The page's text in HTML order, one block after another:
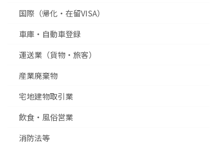
国際（帰化・在留VISA）
車庫・自動車登録
運送業（貨物・旅客）
産業廃棄物
宅地建物取引業
飲食・風俗営業
消防法等